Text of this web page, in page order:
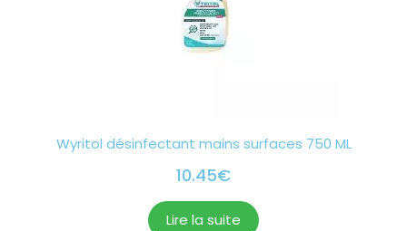
Wyritol désinfectant mains surfaces 750 ML
10.45€
Lire la suite